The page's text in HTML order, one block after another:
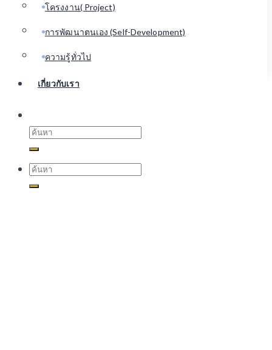
โครงงาน( Project)
การพัฒนาตนเอง (Self-Development)
ความรู้ทั่วไป
เกี่ยวกับเรา
Search
for:
Search